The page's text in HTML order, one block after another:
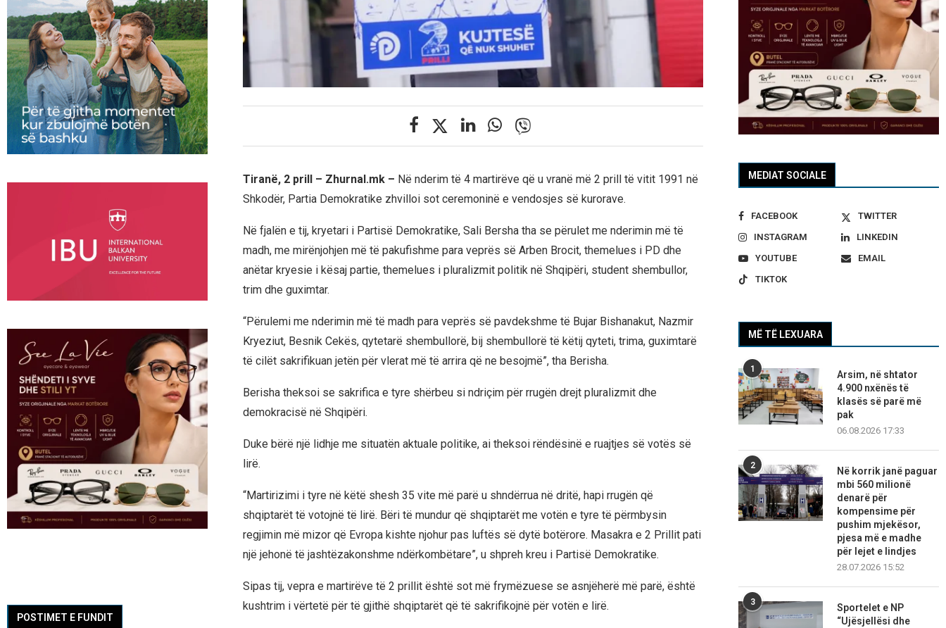
Tiranë, 2 prill – Zhurnal.mk – Në nderim të 4 martirëve që u vranë më 2 prill të vitit 1991 në
Shkodër, Partia Demokratike zhvilloi sot ceremoninë e vendosjes së kurorave.
Në fjalën e tij, kryetari i Partisë Demokratike, Sali Bersha tha se përulet me nderimin më të
madh, me mirënjohjen më të pakufishme para veprës së Arben Brocit, themelues i PD dhe
anëtar kryesie i kësaj partie, themelues i pluralizmit politik në Shqipëri, student shembullor,
trim dhe guximtar.
“Përulemi me nderimin më të madh para veprës së pavdekshme të Bujar Bishanakut, Nazmir
Kryeziut, Besnik Cekës, qytetarë shembullorë, bij shembullorë të këtij qyteti, trima, guximtarë
të cilët sakrifikuan jetën për vlerat më të arrira që ne besojmë”, tha Berisha.
Berisha theksoi se sakrifica e tyre shërbeu si ndriçim për rrugën drejt pluralizmit dhe
demokracisë në Shqipëri.
Duke bërë një lidhje me situatën aktuale politike, ai theksoi rëndësinë e ruajtjes së votës së
lirë.
“Martirizimi i tyre në këtë shesh 35 vite më parë u shndërrua në dritë, hapi rrugën që
shqiptarët të votojnë të lirë. Bëri të mundur që shqiptarët me votën e tyre të përmbysin
regjimin më mizor që Evropa kishte njohur pas luftës së dytë botërore. Masakra e 2 Prillit pati
një jehonë të jashtëzakonshme ndërkombëtare”, u shpreh kreu i Partisë Demokratike.
Sipas tij, vepra e martirëve të 2 prillit është sot më frymëzuese se asnjëherë më parë, është
kushtrim i vërtetë për të gjithë shqiptarët që të sakrifikojnë për votën e lirë.
MEDIAT SOCIALE
FACEBOOK
TWITTER
INSTAGRAM
LINKEDIN
YOUTUBE
EMAIL
TIKTOK
MË TË LEXUARA
1
Arsim, në shtator
4.900 nxënës të
klasës së parë më
pak
06.08.2026 17:33
2
Në korrik janë paguar
mbi 560 milionë
denarë për
kompensime për
pushim mjekësor,
pjesa më e madhe
për lejet e lindjes
28.07.2026 15:52
3
Sportelet e NP
“Ujësjellësi dhe
POSTIMET E FUNDIT